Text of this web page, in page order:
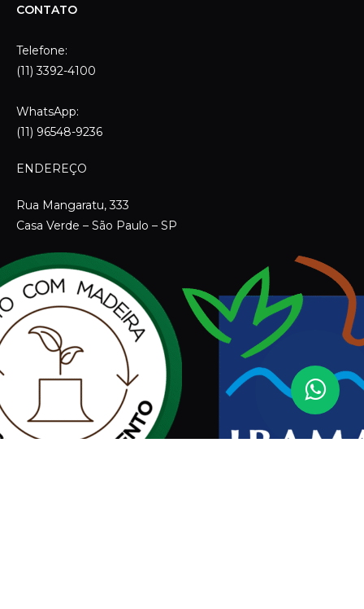
CONTATO
Telefone:
(11) 3392-4100
WhatsApp:
(11) 96548-9236
ENDEREÇO
Rua Mangaratu, 333
Casa Verde – São Paulo – SP